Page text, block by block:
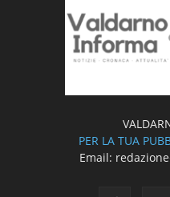
PER LA TUA
Email: